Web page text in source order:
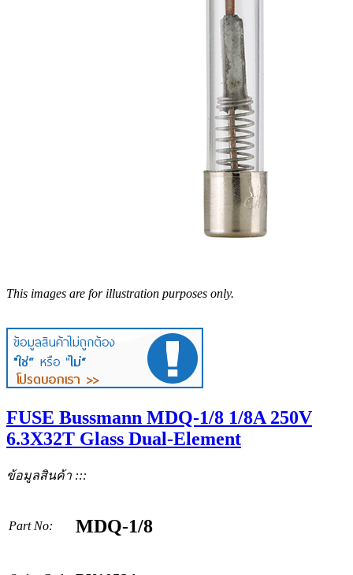
This images are for illustration purposes only.
FUSE Bussmann MDQ-1/8 1/8A 250V
6.3X32T Glass Dual-Element
ข้อมูลสินค้า :::
Part No: MDQ-1/8